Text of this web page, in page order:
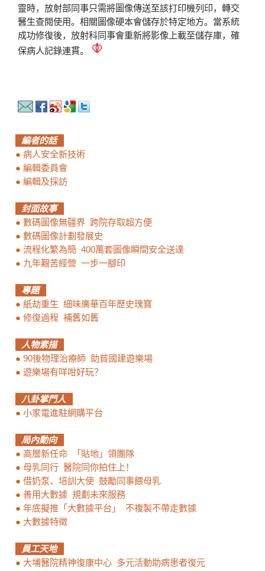
靈時，放射部同事只需將圖像傳送至該打印機列印，轉交
醫生查閱使用。相關圖像硬本會儲存於特定地方。當系統
成功修復後，放射科同事會重新將影像上載至儲存庫，確
保病人記錄連貫。
編者的話
● 病人安全新技術
● 編輯委員會
● 編輯及採訪
封面故事
● 數碼圖像無疆界 跨院存取超方便
● 數碼圖像計劃發展史
● 流程化繁為簡 400萬套圖像瞬間安全送達
● 九年艱苦經營 一步一腳印
專題
● 紙劫重生 細味廣華百年歷史瑰寶
● 修復過程 補舊如舊
人物素描
● 90後物理治療師 助貧國建遊樂場
● 遊樂場有咩咁好玩？
八卦掌門人
● 小家電進駐網購平台
局內動向
● 高層新任命 「貼地」領團隊
● 母乳同行 醫院同你拍住上！
● 借奶泵、培訓大使 鼓勵同事餵母乳
● 善用大數據 規劃未來服務
● 年底擬推「大數據平台」 不複製不帶走數據
● 大數據特徵
員工天地
● 大埔醫院精神復康中心 多元活動助病患者復元